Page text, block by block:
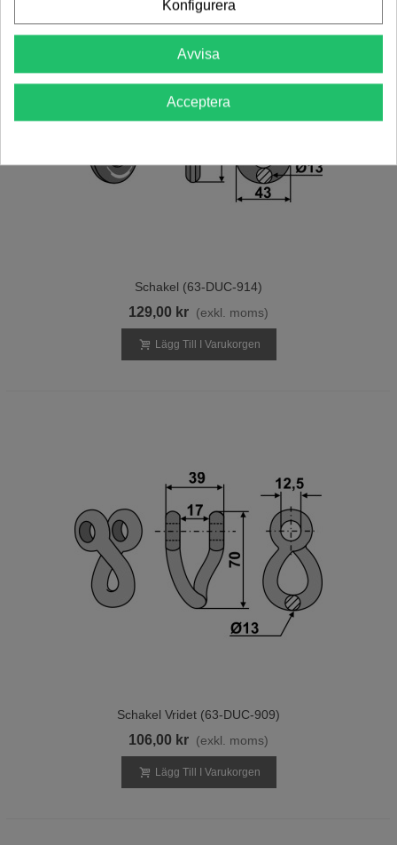
Schakel (63-DUC-914)
129,00 kr (exkl. moms)
Lägg Till I Varukorgen
Schakel Vridet (63-DUC-909)
106,00 kr (exkl. moms)
Lägg Till I Varukorgen
Konfigurera
Avvisa
Acceptera